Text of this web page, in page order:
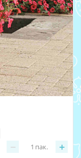
− +
1 пак.